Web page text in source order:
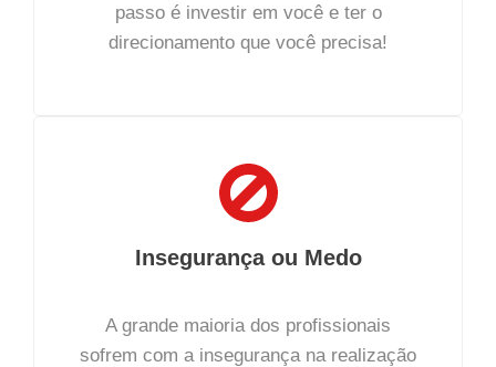
passo é investir em você e ter o
direcionamento que você precisa!
Insegurança ou Medo
A grande maioria dos profissionais
sofrem com a insegurança na realização